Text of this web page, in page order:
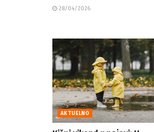
28/04/2026
AKTUELNO